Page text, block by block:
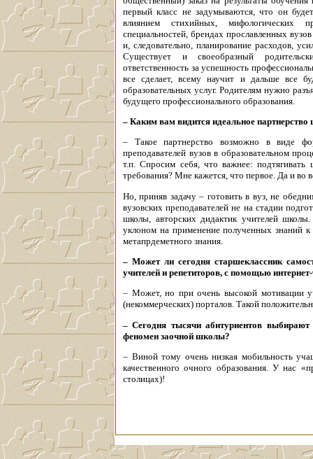
первый класс не задумываются, что он
влиянием стихийных, мифологических
специальностей, брендах прославленных
и, следовательно, планирование расходов,
Существует и своеобразный
ответственность за успешность
все сделает, всему научит и дальше все
образовательных услуг. Родителям нужно
будущего профессионального образования.
– Каким вам видится идеальное
– Такое партнерство возможно в виде
преподавателей вузов в образовательном
т.п. Спросим себя, что важнее: подтягивать
требования? Мне кажется, что первое. Да и во
Но, приняв задачу – готовить в вуз, не
вузовских преподавателей не на стадии
школы, авторских дидактик учителей
уклоном на применение полученных знаний
метапрдеметного знания.
– Может ли сегодня старшеклассник
учителей и репетиторов, с помощью
– Может, но при очень высокой мотивации
(некоммерческих) порталов. Такой
– Сегодня тысячи абитуриентов
феномен заочной школы?
– Виной тому очень низкая мобильность
качественного очного образования. У нас
столицах)!